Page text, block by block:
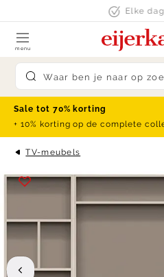
Elke
Submit search
menu
Sale tot 70% korting
+ 10% korting op de complete
TV-meubels